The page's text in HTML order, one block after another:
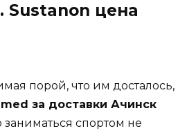
Sustanon цена
порой, что им досталось,
за доставки Ачинск
спортом не